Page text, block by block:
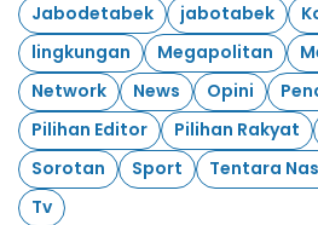
Jabodetabek
jabotabek
lingkungan
Megapolitan
Network
News Opini
Pilihan Editor
Pilihan Rakyat
Sorotan
Sport Tentara
Tv